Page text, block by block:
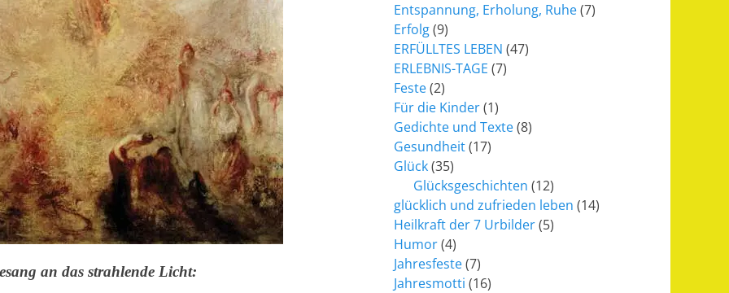
an das strahlende Licht:
Entspannung, Erholung, Ruhe(7)
Erfolg(9)
ERFÜLLTES LEBEN (47)
ERLEBNIS-TAGE (7)
Feste(2)
Für die Kinder(1)
Gedichte und Texte(8)
Gesundheit(17)
Glück(35)
Glücksgeschichten (12)
glücklich und zufrieden leben (14)
Heilkraft der 7 Urbilder(5)
Humor(4)
Jahresfeste(7)
Jahresmotti (16)